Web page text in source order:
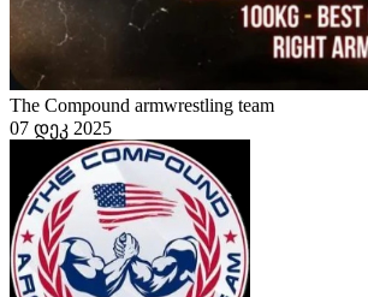
The Compound armwrestling team
07 დეკ 2025